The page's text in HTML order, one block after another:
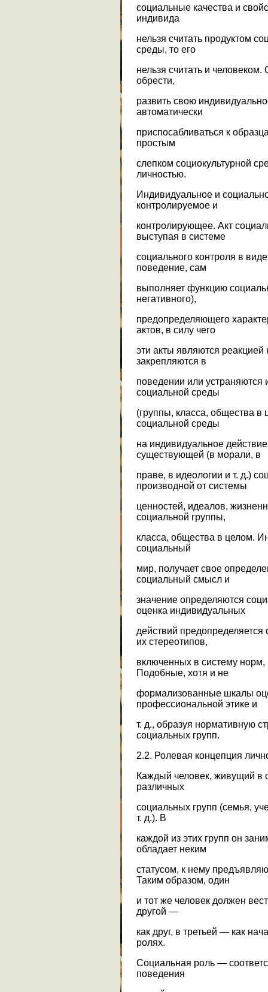
социальные качества и
индивида
нельзя считать продуктом
среды, то его
нельзя считать и
обрести,
развить свою
автоматически
приспосабливаться к
простым
слепком социокультурной
личностью.
Индивидуальное и
контролируемое и
контролирующее. Акт
выступая в системе
социального контроля в
поведение, сам
выполняет функцию
негативного),
предопределяющего
актов, в силу чего
эти акты являются
закрепляются в
поведении или устраняются
социальной среды
(группы, класса, общества
социальной среды
на индивидуальное
существующей (в морали, в
праве, в идеологии и т. д.)
производной от системы
ценностей, идеалов,
социальной группы,
класса, общества в целом.
социальный
мир, получает свое
социальный смысл и
значение определяются
оценка индивидуальных
действий
их стереотипов,
включенных в систему норм,
Подобные, хотя и не
формализованные шкалы
профессиональной этике и
т. д., образуя нормативную
социальных групп.
2.2. Ролевая концепция
Каждый человек, живущий в
различных
социальных групп (семья,
т. д.). В
каждой из этих групп он
обладает неким
статусом, к нему
Таким образом, один
и тот же человек должен
другой —
как друг, в третьей — как
ролях.
Социальная роль —
поведения